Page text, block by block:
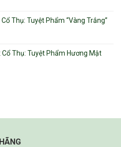
Thụ: Tuyệt Phẩm “Vàng Trắng”
Cổ Thụ: Tuyệt Phẩm Hương Mật